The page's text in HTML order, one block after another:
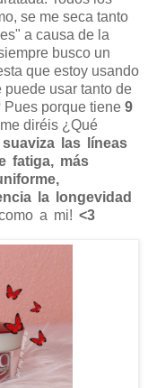
se me seca tanto
a causa de la
busco un
que estoy usando
usar tanto de
porque tiene 9
diréis ¿Qué
suaviza las líneas
fatiga, más
la longevidad
a mi! <3